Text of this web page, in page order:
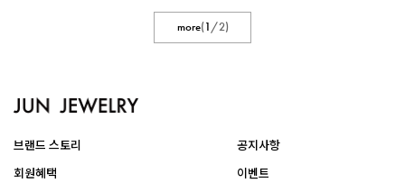
more(1/2)
브랜드 스토리
공지사항
회원혜택
이벤트